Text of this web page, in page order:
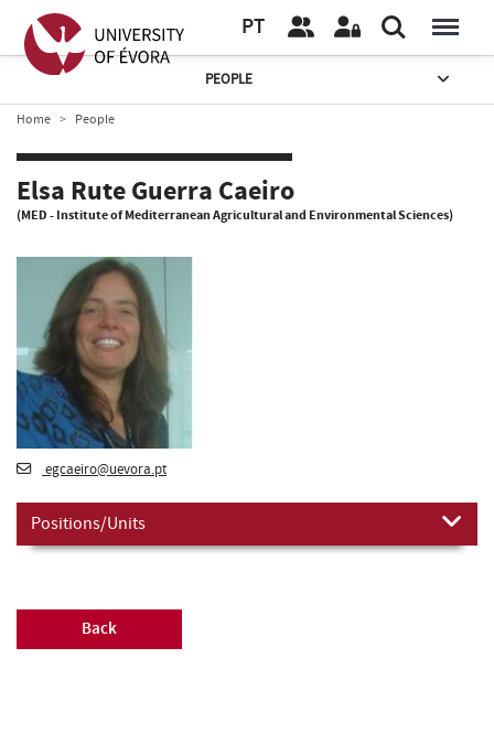
PT
PEOPLE
Home People
Elsa Rute Guerra Caeiro
(MED - Institute of Mediterranean Agricultural and Environmental Sciences)
egcaeiro@uevora.pt
Positions/Units
Back